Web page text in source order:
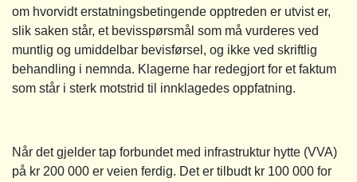
om hvorvidt erstatningsbetingende opptreden er utvist er,
slik saken står, et bevisspørsmål som må vurderes ved
muntlig og umiddelbar bevisførsel, og ikke ved skriftlig
behandling i nemnda. Klagerne har redegjort for et faktum
som står i sterk motstrid til innklagedes oppfatning.
Når det gjelder tap forbundet med infrastruktur hytte (VVA)
på kr 200 000 er veien ferdig. Det er tilbudt kr 100 000 for